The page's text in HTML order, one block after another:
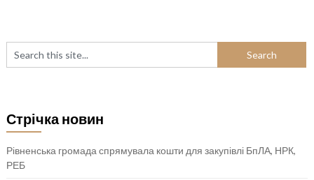
Стрічка новин
Рівненська громада спрямувала кошти для закупівлі БпЛА, НРК,
РЕБ